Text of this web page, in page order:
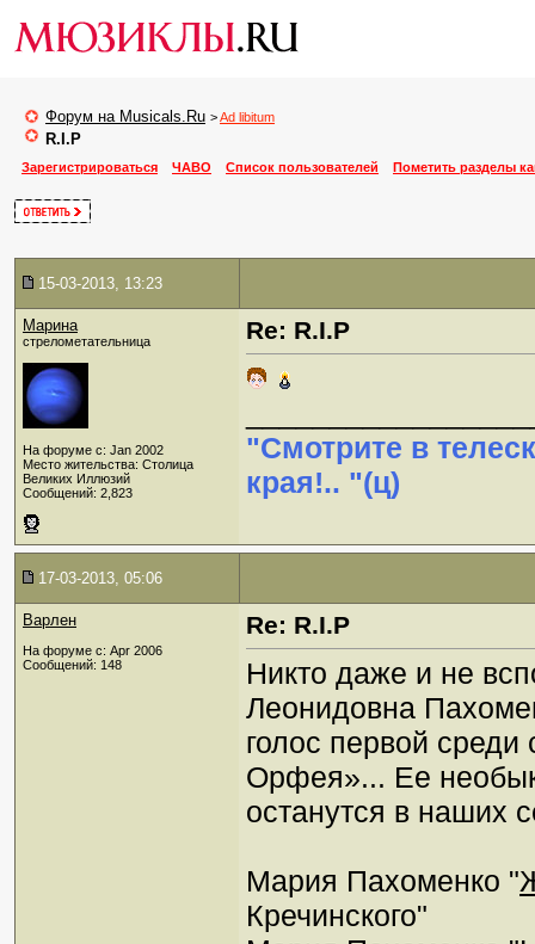
Форум на Musicals.Ru >Ad libitum
R.I.P
Зарегистрироваться ЧАВО Список пользователей Пометить разделы
15-03-2013, 13:23
Марина
стрелометательница
На форуме с: Jan 2002
Место жительства: Столица
Великих Иллюзий
Сообщений: 2,823
Re: R.I.P
"Смотрите в
края!.. "(ц)
17-03-2013, 05:06
Варлен
На форуме с: Apr 2006
Сообщений: 148
Re: R.I.P
Никто даже и не
Леонидовна
голос первой среди
Орфея»... Ее
останутся в наших
Мария Пахоменко "
Кречинского"